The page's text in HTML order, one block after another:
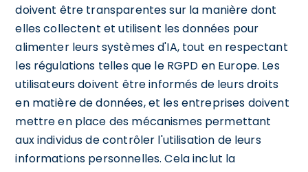
doivent être transparentes sur la manière dont
elles collectent et utilisent les données pour
alimenter leurs systèmes d'IA, tout en respectant
les régulations telles que le RGPD en Europe. Les
utilisateurs doivent être informés de leurs droits
en matière de données, et les entreprises doivent
mettre en place des mécanismes permettant
aux individus de contrôler l'utilisation de leurs
informations personnelles. Cela inclut la